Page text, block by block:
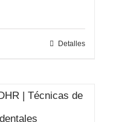
Detalles